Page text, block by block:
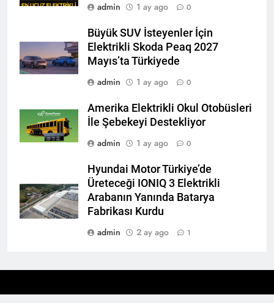
admin
1 ay ago 0
Büyük SUV İsteyenler İçin
Elektrikli Skoda Peaq 2027
Mayıs’ta Türkiyede
admin
1 ay ago 0
Amerika Elektrikli Okul Otobüsleri
İle Şebekeyi Destekliyor
admin
1 ay ago 0
Hyundai Motor Türkiye’de
Üreteceği IONIQ 3 Elektrikli
Arabanın Yanında Batarya
Fabrikası Kurdu
admin
2 ay ago 1